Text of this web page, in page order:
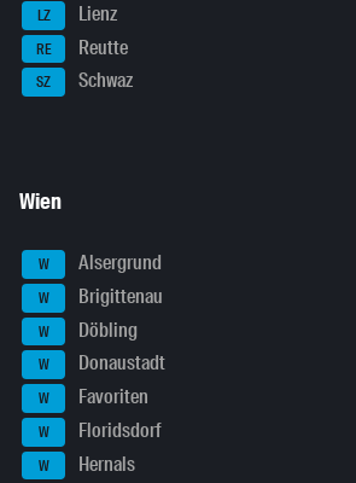
LZ Lienz
RE Reutte
SZ Schwaz
Wien
W Alsergrund
W Brigittenau
W Döbling
W Donaustadt
W Favoriten
W Floridsdorf
W Hernals